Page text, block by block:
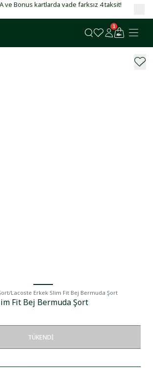
ve Bonus kartlarda vade farksız 4 taksit!
1
/Lacoste Erkek Slim Fit Bej Bermuda Şort
Fit Bej Bermuda Şort
TÜKENDI